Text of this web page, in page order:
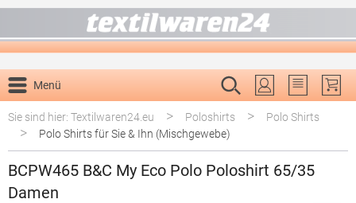
Menü
Du hast 0
Sie sind hier: Textilwaren24.eu
> Poloshirts > Polo Shirts
> Polo Shirts für Sie & Ihn (Mischgewebe)
BCPW465 B&C My Eco Polo Poloshirt 65/35
Damen